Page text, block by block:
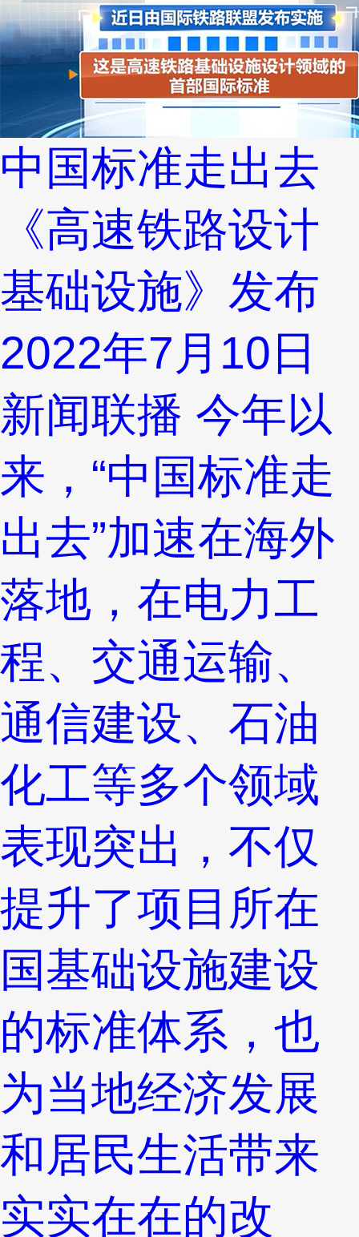
中国标准走出去
《高速铁路设计
基础设施》发布
2022年7月10日
新闻联播 今年以
来，“中国标准走
出去”加速在海外
落地，在电力工
程、交通运输、
通信建设、石油
化工等多个领域
表现突出，不仅
提升了项目所在
国基础设施建设
的标准体系，也
为当地经济发展
和居民生活带来
实实在在的改